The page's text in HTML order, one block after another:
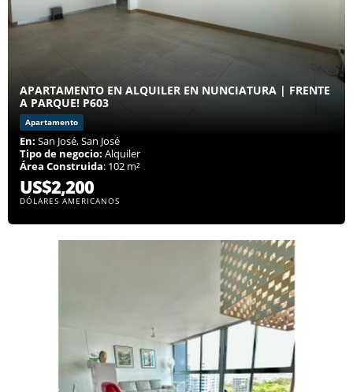
APARTAMENTO EN ALQUILER EN NUNCIATURA | FRENTE
A PARQUE! P603
Apartamento
En: San José, San José
Tipo de negocio: Alquiler
Área Construida: 102 m²
US$2,200
DÓLARES AMERICANOS